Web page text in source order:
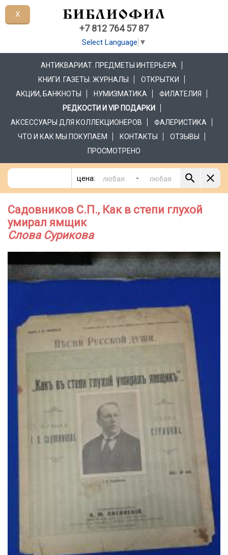
+7 812 764 57 87
Select Language ▼
АНТИКВАРИАТ. ПРЕДМЕТЫ ИНТЕРЬЕРА
КНИГИ. ГАЗЕТЫ. ЖУРНАЛЫ
ОТКРЫТКИ
АКЦИИ, БАНКНОТЫ
НУМИЗМАТИКА
ФИЛАТЕЛИЯ
РЕДКОСТИ И VIP ПОДАРКИ
АКСЕССУАРЫ ДЛЯ КОЛЛЕКЦИОНЕРОВ
ФАЛЕРИСТИКА
ЧТО И КАК МЫ ПОКУПАЕМ
КОНТАКТЫ
ОТЗЫВЫ
ПРОСМОТРЕНО
цена: -
Садовников С.П., Как в степи глухой
умирал ямщик
Слова Сурикова
X